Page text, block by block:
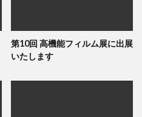
第10回 高機能フィルム展に出展
いたします